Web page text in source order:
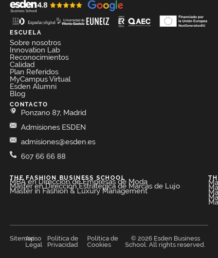
ESCUELA
Sobre nosotros
Innovation Lab
Reconocimientos
Calidad
Plan Referidos
MyCampus Virtual
Esden Alumni
Blog
CONTACTO
Ponzano 87, Madrid
Admisiones ESDEN
admisiones@esden.es
607 66 66 88
THE FASHION BUSINESS SCHOOL​
MBA en Dirección de Empresas de Moda​
Máster en Dirección Estratégica de Marcas de Lujo
Master in Fashion & Luxury Management
© 2026 Esden Business
School. All rights reserved.
Sitemap
Aviso
Legal
Política de
Privacidad
Política de
Cookies